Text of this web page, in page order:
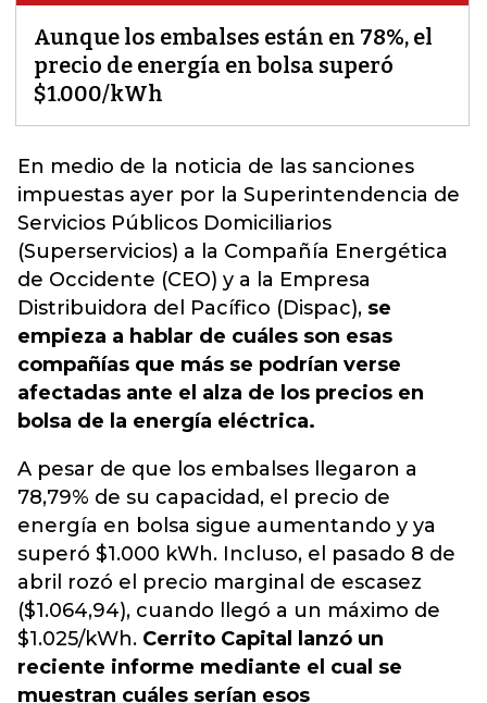
Aunque los embalses están en 78%, el
precio de energía en bolsa superó
$1.000/kWh
En medio de la noticia de las sanciones
impuestas ayer por la Superintendencia de
Servicios Públicos Domiciliarios
(Superservicios) a la Compañía Energética
de Occidente (CEO) y a la Empresa
Distribuidora del Pacífico (Dispac), se
empieza a hablar de cuáles son esas
compañías que más se podrían verse
afectadas ante el alza de los precios en
bolsa de la energía eléctrica.
A pesar de que los embalses llegaron a
78,79% de su capacidad, el precio de
energía en bolsa sigue aumentando y ya
superó $1.000 kWh. Incluso, el pasado 8 de
abril rozó el precio marginal de escasez
($1.064,94), cuando llegó a un máximo de
$1.025/kWh. Cerrito Capital lanzó un
reciente informe mediante el cual se
muestran cuáles serían esos